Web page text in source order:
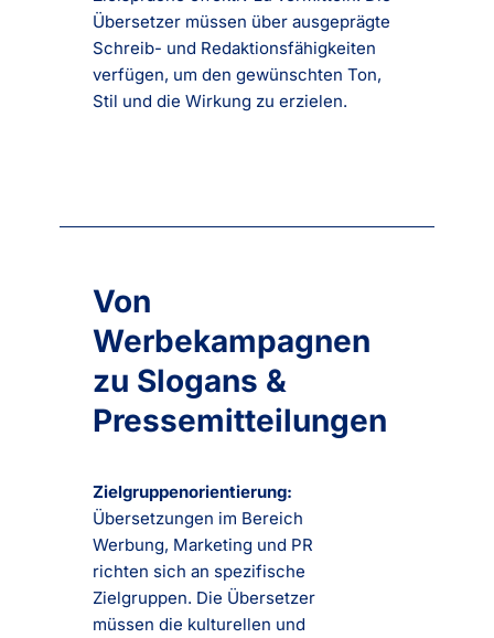
Übersetzer müssen über ausgeprägte
Schreib- und Redaktionsfähigkeiten
verfügen, um den gewünschten Ton,
Stil und die Wirkung zu erzielen.
Von
Werbekampagnen
zu Slogans &
Pressemitteilungen
Zielgruppenorientierung:
Übersetzungen im Bereich
Werbung, Marketing und PR
richten sich an spezifische
Zielgruppen. Die Übersetzer
müssen die kulturellen und